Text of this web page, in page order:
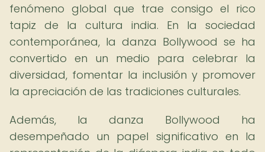
fenómeno global que trae consigo el rico
tapiz de la cultura india. En la sociedad
contemporánea, la danza Bollywood se ha
convertido en un medio para celebrar la
diversidad, fomentar la inclusión y promover
la apreciación de las tradiciones culturales.
Además, la danza Bollywood ha
desempeñado un papel significativo en la